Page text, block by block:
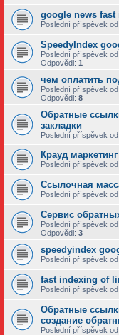
google news fast
Poslední příspěvek od
SpeedyIndex
Poslední příspěvek od
Odpovědi: 1
чем оплатить
Poslední příspěvek od
Odpovědi: 8
Обратные
закладки
Poslední příspěvek od
Крауд маркетинг
Poslední příspěvek od
Ссылочная
Poslední příspěvek od
Сервис
Poslední příspěvek od
Odpovědi: 3
speedyindex
Poslední příspěvek od
fast indexing of
Poslední příspěvek od
Обратные
создание
Poslední příspěvek od